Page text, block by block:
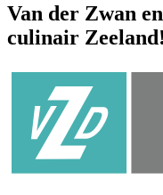
Van der Zwan
culinair Zeeland!